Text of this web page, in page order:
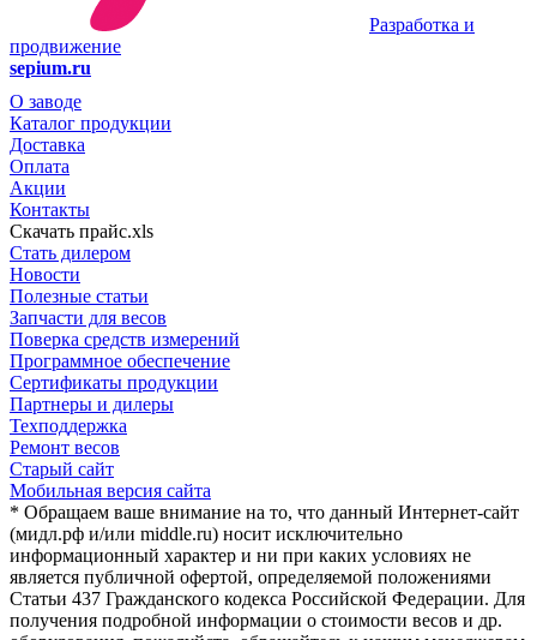
Разработка и
продвижение
sepium.ru
О заводе
Каталог продукции
Доставка
Оплата
Акции
Контакты
Скачать прайс.xls
Стать дилером
Новости
Полезные статьи
Запчасти для весов
Поверка средств измерений
Программное обеспечение
Сертификаты продукции
Партнеры и дилеры
Техподдержка
Ремонт весов
Старый сайт
Мобильная версия сайта
* Обращаем ваше внимание на то, что данный Интернет-сайт
(мидл.рф и/или middle.ru) носит исключительно
информационный характер и ни при каких условиях не
является публичной офертой, определяемой положениями
Статьи 437 Гражданского кодекса Российской Федерации. Для
получения подробной информации о стоимости весов и др.